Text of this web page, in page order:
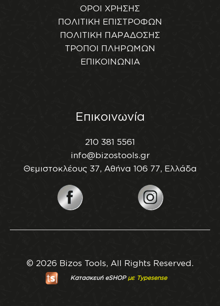
ΟΡΟΙ ΧΡΗΣΗΣ
ΠΟΛΙΤΙΚΗ ΕΠΙΣΤΡΟΦΩΝ
ΠΟΛΙΤΙΚΗ ΠΑΡΑΔΟΣΗΣ
ΤΡΟΠΟΙ ΠΛΗΡΩΜΩΝ
ΕΠΙΚΟΙΝΩΝΙΑ
Επικοινωνία
210 381 5561
info@bizostools.gr
Θεμιστοκλέους 37, Αθήνα 106 77, Ελλάδα
© 2026 Bizos Tools, All Rights Reserved.
Κατασκευή eSHOPμε Typesense